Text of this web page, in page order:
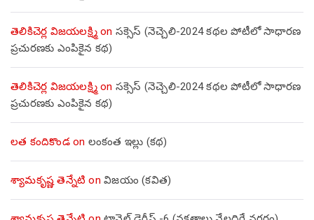
తెలికిచెర్ల విజయలక్ష్మిon సక్సెస్ (నెచ్చెలి-2024 కథల పోటీలో సాధారణ
ప్రచురణకు ఎంపికైన కథ)
తెలికిచెర్ల విజయలక్ష్మిon సక్సెస్ (నెచ్చెలి-2024 కథల పోటీలో సాధారణ
ప్రచురణకు ఎంపికైన కథ)
లత కందికొండon లంకంత ఇల్లు (కథ)
శ్యామకృష్ణ తెన్నేటి on విజయం (కవిత)